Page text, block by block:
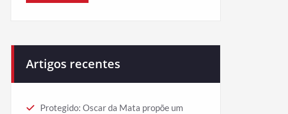
Artigos recentes
Protegido: Oscar da Mata propõe um